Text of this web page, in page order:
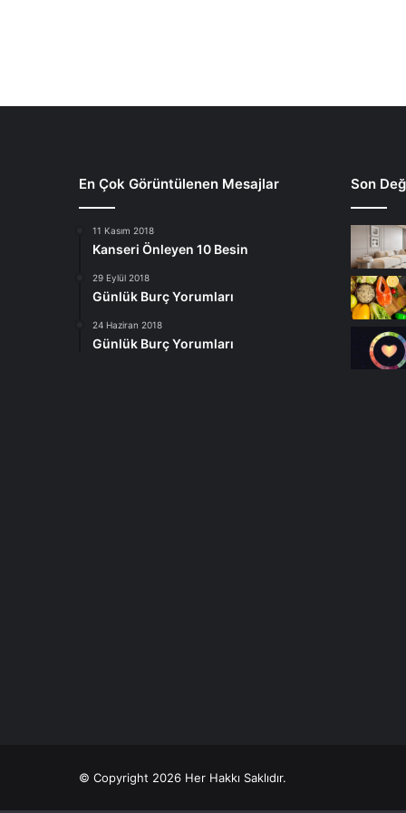
En Çok Görüntülenen Mesajlar
11 Kasım 2018
Kanseri Önleyen 10 Besin
29 Eylül 2018
Günlük Burç Yorumları
24 Haziran 2018
Günlük Burç Yorumları
Son
© Copyright 2026 Her Hakkı Saklıdır.